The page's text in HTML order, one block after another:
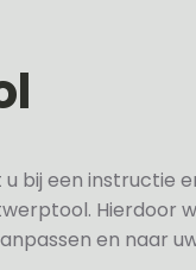
bij een instructie
Hierdoor
en naar